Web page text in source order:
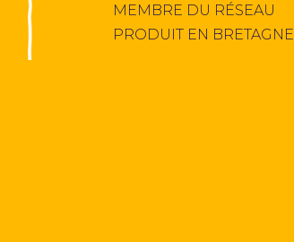
MEMBRE DU RÉSEAU
PRODUIT EN BRETAGNE